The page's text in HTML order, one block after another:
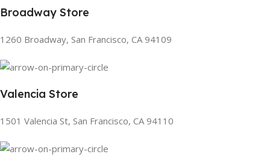
Broadway Store
1260 Broadway, San Francisco, CA 94109
Valencia Store
1501 Valencia St, San Francisco, CA 94110